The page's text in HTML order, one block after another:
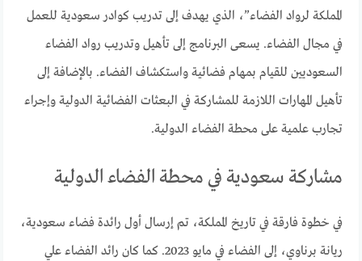
المملكة لرواد الفضاء”، الذي يهدف إلى تدريب كوادر سعودية للعمل
في مجال الفضاء. يسعى البرنامج إلى تأهيل وتدريب رواد الفضاء
السعوديين للقيام بمهام فضائية واستكشاف الفضاء. بالإضافة إلى
تأهيل المهارات اللازمة للمشاركة في البعثات الفضائية الدولية وإجراء
تجارب علمية على محطة الفضاء الدولية.
مشاركة سعودية في محطة الفضاء الدولية
في خطوة فارقة في تاريخ المملكة، تم إرسال أول رائدة فضاء سعودية،
ريانة برناوي، إلى الفضاء في مايو 2023. كما كان رائد الفضاء علي